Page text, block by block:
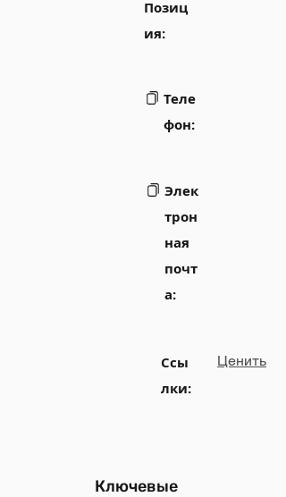
Позиц
ия:
Теле
фон:
Элек
трон
ная
почт
а:
Ссы
лки:
Ценить
Ключевые